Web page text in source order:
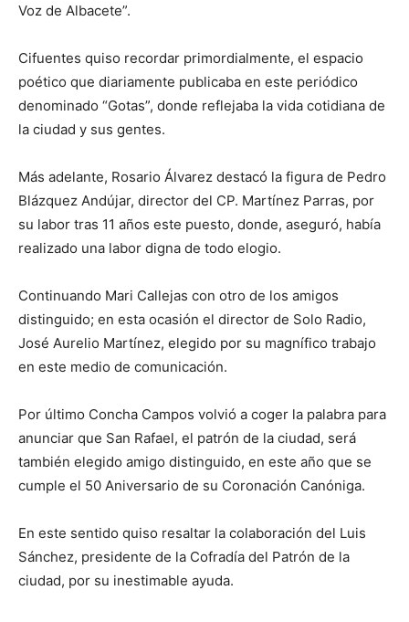
Voz de Albacete”.
Cifuentes quiso recordar primordialmente, el espacio
poético que diariamente publicaba en este periódico
denominado “Gotas”, donde reflejaba la vida cotidiana de
la ciudad y sus gentes.
Más adelante, Rosario Álvarez destacó la figura de Pedro
Blázquez Andújar, director del CP. Martínez Parras, por
su labor tras 11 años este puesto, donde, aseguró, había
realizado una labor digna de todo elogio.
Continuando Mari Callejas con otro de los amigos
distinguido; en esta ocasión el director de Solo Radio,
José Aurelio Martínez, elegido por su magnífico trabajo
en este medio de comunicación.
Por último Concha Campos volvió a coger la palabra para
anunciar que San Rafael, el patrón de la ciudad, será
también elegido amigo distinguido, en este año que se
cumple el 50 Aniversario de su Coronación Canóniga.
En este sentido quiso resaltar la colaboración del Luis
Sánchez, presidente de la Cofradía del Patrón de la
ciudad, por su inestimable ayuda.